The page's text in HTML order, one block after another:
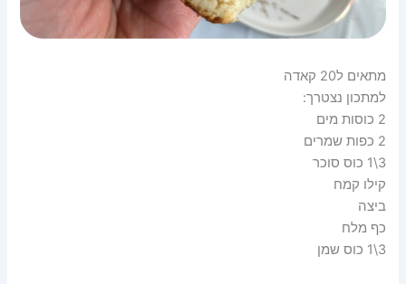
מתאים ל20 קאדה
למתכון נצטרך:
2 כוסות מים
2 כפות שמרים
3\1 כוס סוכר
קילו קמח
ביצה
כף מלח
3\1 כוס שמן